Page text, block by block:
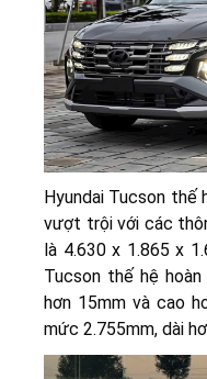
Hyundai Tucson
vượt trội với các
là 4.630 x 1.865 x
Tucson thế hệ
hơn 15mm và cao
mức 2.755mm, dài